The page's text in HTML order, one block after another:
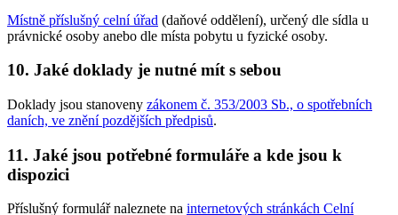
Místně příslušný celní úřad (daňové oddělení), určený dle sídla u
právnické osoby anebo dle místa pobytu u fyzické osoby.
10. Jaké doklady je nutné mít s sebou
Doklady jsou stanoveny zákonem č. 353/2003 Sb., o spotřebních
daních, ve znění pozdějších předpisů.
11. Jaké jsou potřebné formuláře a kde jsou k
dispozici
Příslušný formulář naleznete na internetových stránkách Celní